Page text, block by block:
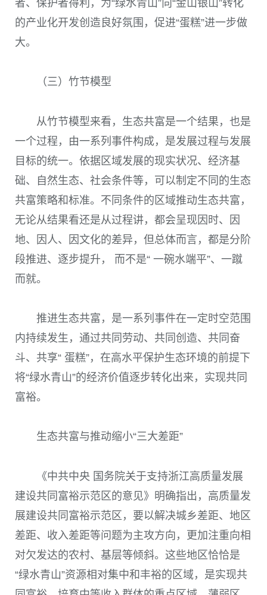
者、保护者得利，为“绿水青山”向“金山银山”转化
的产业化开发创造良好氛围，促进“蛋糕”进一步做
大。
（三）竹节模型
从竹节模型来看，生态共富是一个结果，也是
一个过程，由一系列事件构成，是发展过程与发展
目标的统一。依据区域发展的现实状况、经济基
础、自然生态、社会条件等，可以制定不同的生态
共富策略和标准。不同条件的区域推动生态共富，
无论从结果看还是从过程讲，都会呈现因时、因
地、因人、因文化的差异，但总体而言，都是分阶
段推进、逐步提升， 而不是“ 一碗水端平”、一蹴
而就。
推进生态共富，是一系列事件在一定时空范围
内持续发生，通过共同劳动、共同创造、共同奋
斗、共享“ 蛋糕”，在高水平保护生态环境的前提下
将“绿水青山”的经济价值逐步转化出来，实现共同
富裕。
生态共富与推动缩小“三大差距”
《中共中央 国务院关于支持浙江高质量发展
建设共同富裕示范区的意见》明确指出，高质量发
展建设共同富裕示范区，要以解决城乡差距、地区
差距、收入差距等问题为主攻方向，更加注重向相
对欠发达的农村、基层等倾斜。这些地区恰恰是
“绿水青山”资源相对集中和丰裕的区域，是实现共